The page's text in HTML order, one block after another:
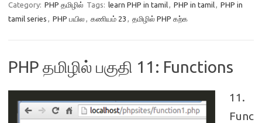
Category: PHP தமிழில் Tags: learn PHP in tamil, PHP in tamil, PHP in
tamil series , PHP பயில , கணியம் 23 , தமிழில் PHP கற்க
PHP தமிழில் பகுதி 11: Functions
11.
Func